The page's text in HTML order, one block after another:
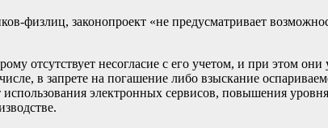
физлиц, законопроект «не предусматривает
отсутствует несогласие с его учетом, и при этом
в запрете на погашение либо взыскание
электронных сервисов, повышения